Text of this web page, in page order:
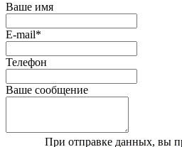
Ваше имя
E-mail*
Телефон
Ваше сообщение
При отправке данных, вы